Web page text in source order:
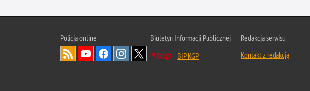
Policjaonline
Biuletyn Informacji Publicznej
BIP KGP
Redakcja serwisu
Kontakt z redakcją